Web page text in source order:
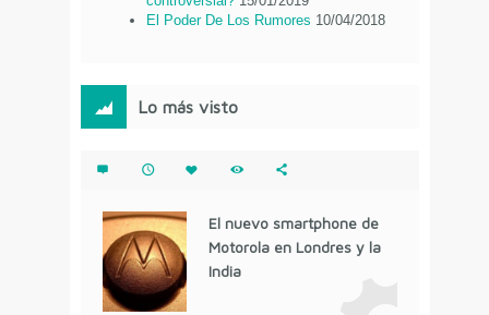
El Poder De Los Rumores 10/04/2018
Lo más visto
El nuevo smartphone de
Motorola en Londres y la
India